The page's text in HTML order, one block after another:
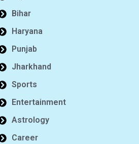
Bihar
Haryana
Punjab
Jharkhand
Sports
Entertainment
Astrology
Career